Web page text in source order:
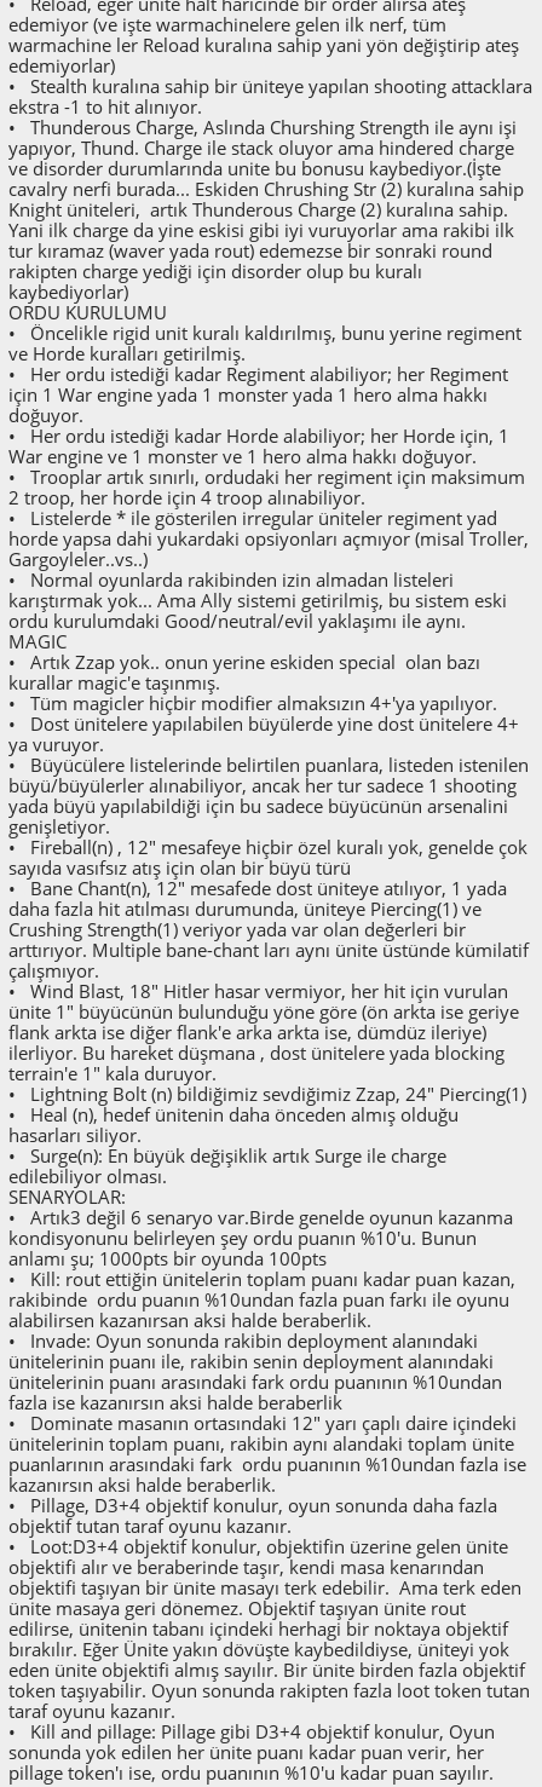
edemiyor (ve işte warmachinelere gelen ilk nerf, tüm
warmachine ler Reload kuralına sahip yani yön değiştirip ateş
edemiyorlar)
• Stealth kuralına sahip bir üniteye yapılan shooting attacklara
ekstra -1 to hit alınıyor.
• Thunderous Charge, Aslında Churshing Strength ile aynı işi
yapıyor, Thund. Charge ile stack oluyor ama hindered charge
ve disorder durumlarında unite bu bonusu kaybediyor.(İşte
cavalry nerfi burada... Eskiden Chrushing Str (2) kuralına sahip
Knight üniteleri, artık Thunderous Charge (2) kuralına sahip.
Yani ilk charge da yine eskisi gibi iyi vuruyorlar ama rakibi ilk
tur kıramaz (waver yada rout) edemezse bir sonraki round
rakipten charge yediği için disorder olup bu kuralı
kaybediyorlar)
ORDU KURULUMU
• Öncelikle rigid unit kuralı kaldırılmış, bunu yerine regiment
ve Horde kuralları getirilmiş.
• Her ordu istediği kadar Regiment alabiliyor; her Regiment
için 1 War engine yada 1 monster yada 1 hero alma hakkı
doğuyor.
• Her ordu istediği kadar Horde alabiliyor; her Horde için, 1
War engine ve 1 monster ve 1 hero alma hakkı doğuyor.
• Trooplar artık sınırlı, ordudaki her regiment için maksimum
2 troop, her horde için 4 troop alınabiliyor.
• Listelerde * ile gösterilen irregular üniteler regiment yad
horde yapsa dahi yukardaki opsiyonları açmıyor (misal Troller,
Gargoyleler..vs..)
• Normal oyunlarda rakibinden izin almadan listeleri
karıştırmak yok... Ama Ally sistemi getirilmiş, bu sistem eski
ordu kurulumdaki Good/neutral/evil yaklaşımı ile aynı.
MAGIC
• Artık Zzap yok.. onun yerine eskiden special olan bazı
kurallar magic'e taşınmış.
• Tüm magicler hiçbir modifier almaksızın 4+'ya yapılıyor.
• Dost ünitelere yapılabilen büyülerde yine dost ünitelere 4+
ya vuruyor.
• Büyücülere listelerinde belirtilen puanlara, listeden istenilen
büyü/büyülerler alınabiliyor, ancak her tur sadece 1 shooting
yada büyü yapılabildiği için bu sadece büyücünün arsenalini
genişletiyor.
• Fireball(n) , 12" mesafeye hiçbir özel kuralı yok, genelde çok
sayıda vasıfsız atış için olan bir büyü türü
• Bane Chant(n), 12" mesafede dost üniteye atılıyor, 1 yada
daha fazla hit atılması durumunda, üniteye Piercing(1) ve
Crushing Strength(1) veriyor yada var olan değerleri bir
arttırıyor. Multiple bane-chant ları aynı ünite üstünde kümilatif
çalışmıyor.
• Wind Blast, 18" Hitler hasar vermiyor, her hit için vurulan
ünite 1" büyücünün bulunduğu yöne göre (ön arkta ise geriye
flank arkta ise diğer flank'e arka arkta ise, dümdüz ileriye)
ilerliyor. Bu hareket düşmana , dost ünitelere yada blocking
terrain'e 1" kala duruyor.
• Lightning Bolt (n) bildiğimiz sevdiğimiz Zzap, 24" Piercing(1)
• Heal (n), hedef ünitenin daha önceden almış olduğu
hasarları siliyor.
• Surge(n): En büyük değişiklik artık Surge ile charge
edilebiliyor olması.
SENARYOLAR:
• Artık3 değil 6 senaryo var.Birde genelde oyunun kazanma
kondisyonunu belirleyen şey ordu puanın %10'u. Bunun
anlamı şu; 1000pts bir oyunda 100pts
• Kill: rout ettiğin ünitelerin toplam puanı kadar puan kazan,
rakibinde ordu puanın %10undan fazla puan farkı ile oyunu
alabilirsen kazanırsan aksi halde beraberlik.
• Invade: Oyun sonunda rakibin deployment alanındaki
ünitelerinin puanı ile, rakibin senin deployment alanındaki
ünitelerinin puanı arasındaki fark ordu puanının %10undan
fazla ise kazanırsın aksi halde beraberlik
• Dominate masanın ortasındaki 12" yarı çaplı daire içindeki
ünitelerinin toplam puanı, rakibin aynı alandaki toplam ünite
puanlarının arasındaki fark ordu puanının %10undan fazla ise
kazanırsın aksi halde beraberlik.
• Pillage, D3+4 objektif konulur, oyun sonunda daha fazla
objektif tutan taraf oyunu kazanır.
• Loot:D3+4 objektif konulur, objektifin üzerine gelen ünite
objektifi alır ve beraberinde taşır, kendi masa kenarından
objektifi taşıyan bir ünite masayı terk edebilir. Ama terk eden
ünite masaya geri dönemez. Objektif taşıyan ünite rout
edilirse, ünitenin tabanı içindeki herhagi bir noktaya objektif
bırakılır. Eğer Ünite yakın dövüşte kaybedildiyse, üniteyi yok
eden ünite objektifi almış sayılır. Bir ünite birden fazla objektif
token taşıyabilir. Oyun sonunda rakipten fazla loot token tutan
taraf oyunu kazanır.
• Kill and pillage: Pillage gibi D3+4 objektif konulur, Oyun
sonunda yok edilen her ünite puanı kadar puan verir, her
pillage token'ı ise, ordu puanının %10'u kadar puan sayılır.